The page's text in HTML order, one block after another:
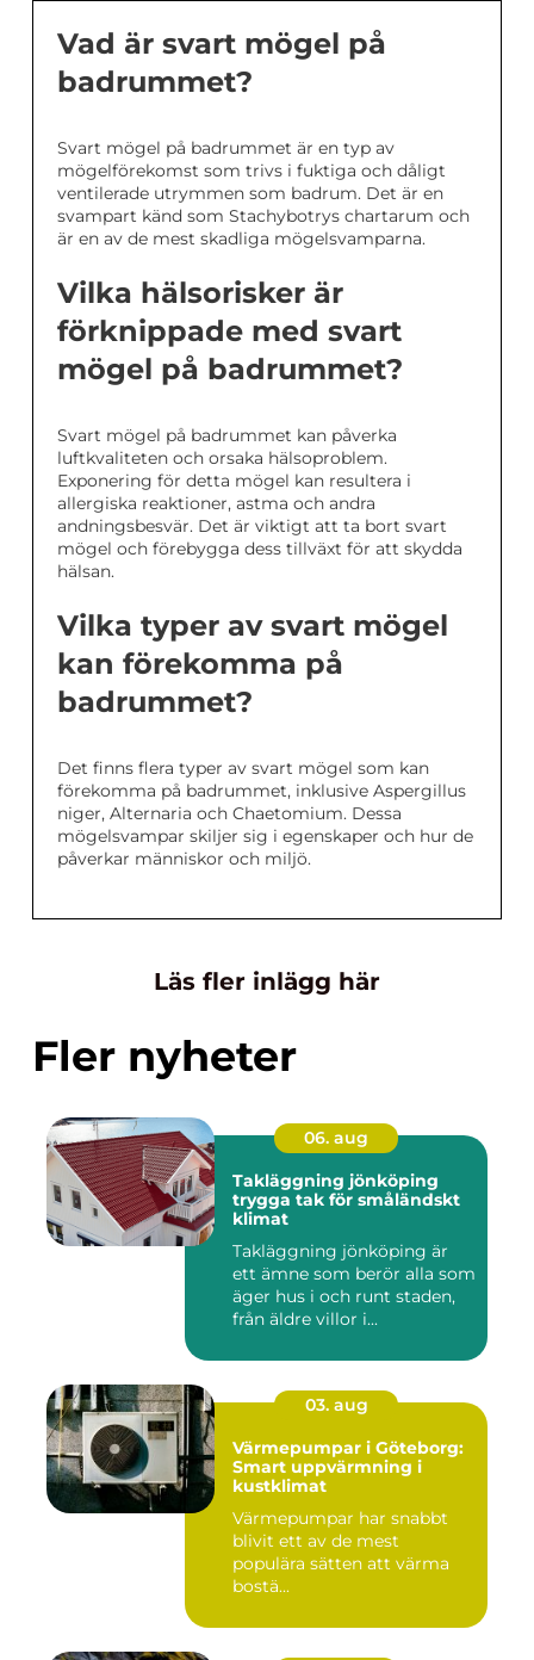
Vad är svart mögel på
badrummet?
Svart mögel på badrummet är en typ av
mögelförekomst som trivs i fuktiga och dåligt
ventilerade utrymmen som badrum. Det är en
svampart känd som Stachybotrys chartarum och
är en av de mest skadliga mögelsvamparna.
Vilka hälsorisker är
förknippade med svart
mögel på badrummet?
Svart mögel på badrummet kan påverka
luftkvaliteten och orsaka hälsoproblem.
Exponering för detta mögel kan resultera i
allergiska reaktioner, astma och andra
andningsbesvär. Det är viktigt att ta bort svart
mögel och förebygga dess tillväxt för att skydda
hälsan.
Vilka typer av svart mögel
kan förekomma på
badrummet?
Det finns flera typer av svart mögel som kan
förekomma på badrummet, inklusive Aspergillus
niger, Alternaria och Chaetomium. Dessa
mögelsvampar skiljer sig i egenskaper och hur de
påverkar människor och miljö.
Läs fler inlägg här
Fler nyheter
06. aug
Takläggning jönköping
trygga tak för småländskt
klimat
Takläggning jönköping är
ett ämne som berör alla som
äger hus i och runt staden,
från äldre villor i...
03. aug
Värmepumpar i Göteborg:
Smart uppvärmning i
kustklimat
Värmepumpar har snabbt
blivit ett av de mest
populära sätten att värma
bostä...